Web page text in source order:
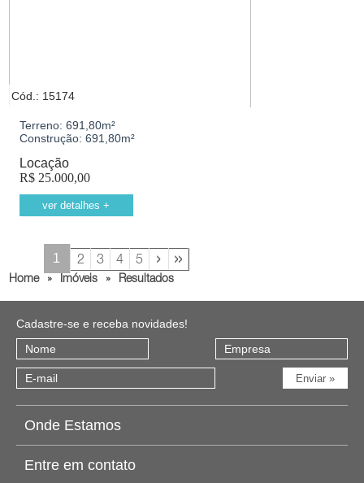
Cód.: 15174
Terreno: 691,80m²
Construção: 691,80m²
Locação
R$25.000,00
ver detalhes +
1 2 3 4 5 › »
Home » Imóveis » Resultados
Cadastre-se e receba novidades!
Onde Estamos
Entre em contato